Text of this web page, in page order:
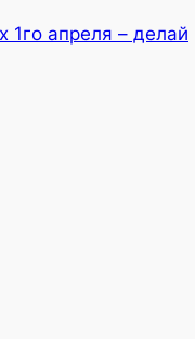
1го апреля – делай